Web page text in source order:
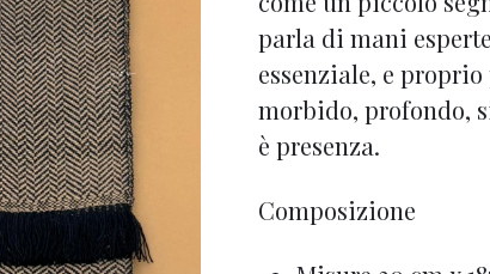
parla di mani
essenziale, e
morbido, profondo,
è presenza.
Composizione